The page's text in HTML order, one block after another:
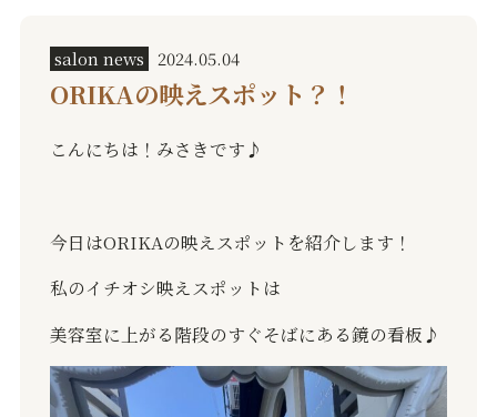
salon news 2024.05.04
ORIKAの映えスポット？！
こんにちは！みさきです♪
今日はORIKAの映えスポットを紹介します！
私のイチオシ映えスポットは
美容室に上がる階段のすぐそばにある鏡の看板♪